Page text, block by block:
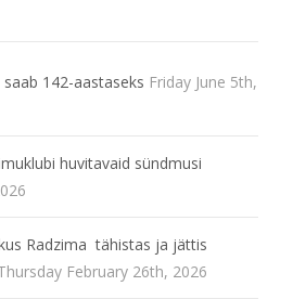
142-aastaseks Friday June 5th,
huvitavaid sündmusi
Radzima tähistas ja jättis
February 26th, 2026